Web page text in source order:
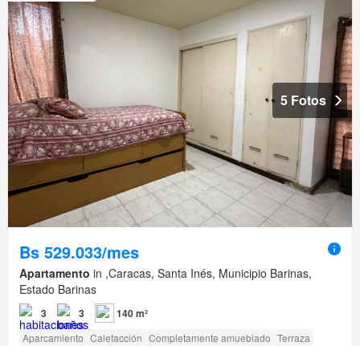
5 Fotos
Bs 529.033/mes
Apartamento in ,Caracas, Santa Inés, Municipio Barinas,
Estado Barinas
3 3 140 m²
Aparcamiento Calefacción Completamente amueblado Terraza